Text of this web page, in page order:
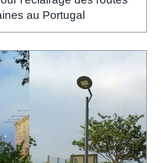
au Portugal